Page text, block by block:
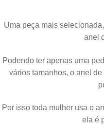
Uma peça mais
anel
Podendo ter apenas uma
vários tamanhos, o anel
Por isso toda mulher usa o
ela é